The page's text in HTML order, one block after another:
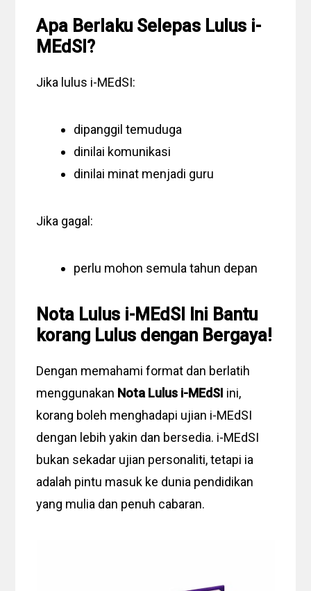
Apa Berlaku Selepas Lulus i-
MEdSI?
Jika lulus i-MEdSI:
dipanggil temuduga
dinilai komunikasi
dinilai minat menjadi guru
Jika gagal:
perlu mohon semula tahun depan
Nota Lulus i-MEdSI Ini Bantu
korang Lulus dengan Bergaya!
Dengan memahami format dan berlatih
menggunakan Nota Lulus i-MEdSI ini,
korang boleh menghadapi ujian i-MEdSI
dengan lebih yakin dan bersedia. i-MEdSI
bukan sekadar ujian personaliti, tetapi ia
adalah pintu masuk ke dunia pendidikan
yang mulia dan penuh cabaran.